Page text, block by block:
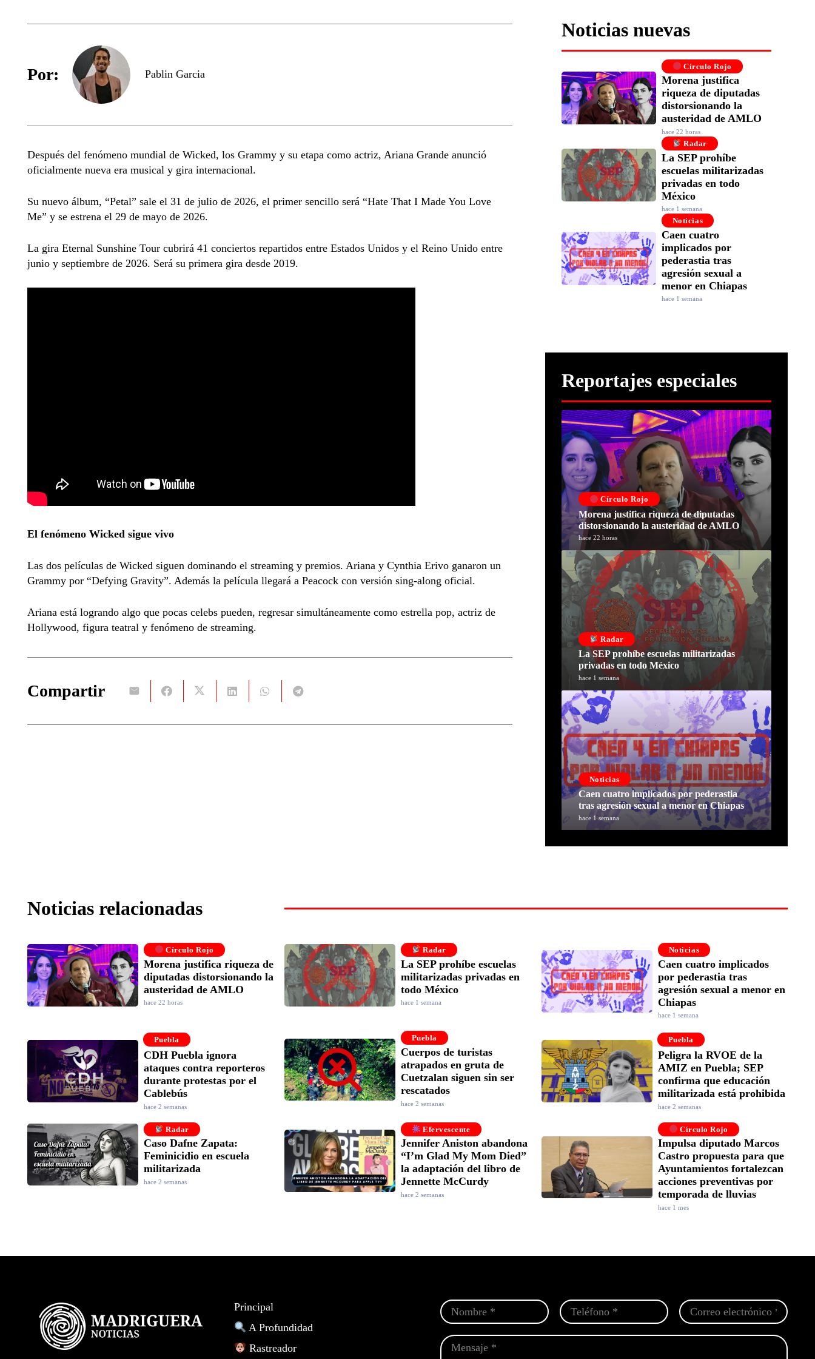
Por: Pablin Garcia
Después del fenómeno mundial de Wicked, los Grammy y su etapa como actriz, Ariana Grande anunció
oficialmente nueva era musical y gira internacional.
Su nuevo álbum, “Petal” sale el 31 de julio de 2026, el primer sencillo será “Hate That I Made You Love
Me” y se estrena el 29 de mayo de 2026.
La gira Eternal Sunshine Tour cubrirá 41 conciertos repartidos entre Estados Unidos y el Reino Unido entre
junio y septiembre de 2026. Será su primera gira desde 2019.
El fenómeno Wicked sigue vivo
Las dos películas de Wicked siguen dominando el streaming y premios. Ariana y Cynthia Erivo ganaron un
Grammy por “Defying Gravity”. Además la película llegará a Peacock con versión sing-along oficial.
Ariana está logrando algo que pocas celebs pueden, regresar simultáneamente como estrella pop, actriz de
Hollywood, figura teatral y fenómeno de streaming.
Compartir
Noticias nuevas
Círculo Rojo
Morena justifica
riqueza de diputadas
distorsionando la
austeridad de AMLO
hace 22 horas
Radar
La SEP prohíbe
escuelas militarizadas
privadas en todo
México
hace 1 semana
Noticias
Caen cuatro
implicados por
pederastia tras
agresión sexual a
menor en Chiapas
hace 1 semana
Reportajes especiales
Círculo Rojo
Morena justifica riqueza de diputadas
distorsionando la austeridad de AMLO
hace 22 horas
Radar
La SEP prohíbe escuelas militarizadas
privadas en todo México
hace 1 semana
Noticias
Caen cuatro implicados por pederastia
tras agresión sexual a menor en Chiapas
hace 1 semana
Noticias relacionadas
Círculo Rojo
Morena justifica riqueza de
diputadas distorsionando la
austeridad de AMLO
hace 22 horas
Radar
La SEP prohíbe escuelas
militarizadas privadas en
todo México
hace 1 semana
Noticias
Caen cuatro implicados
por pederastia tras
agresión sexual a menor en
Chiapas
hace 1 semana
Puebla
CDH Puebla ignora
ataques contra reporteros
durante protestas por el
Cablebús
hace 2 semanas
Puebla
Cuerpos de turistas
atrapados en gruta de
Cuetzalan siguen sin ser
rescatados
hace 2 semanas
Puebla
Peligra la RVOE de la
AMIZ en Puebla; SEP
confirma que educación
militarizada está prohibida
hace 2 semanas
Radar
Caso Dafne Zapata:
Feminicidio en escuela
militarizada
hace 2 semanas
Efervescente
Jennifer Aniston abandona
“I’m Glad My Mom Died”
la adaptación del libro de
Jennette McCurdy
hace 2 semanas
Círculo Rojo
Impulsa diputado Marcos
Castro propuesta para que
Ayuntamientos fortalezcan
acciones preventivas por
temporada de lluvias
hace 1 mes
Principal
A Profundidad
Rastreador